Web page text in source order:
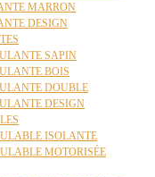
MARRON
DESIGN
SAPIN
BOIS
DOUBLE
DESIGN
ISOLANTE
MOTORISÉE